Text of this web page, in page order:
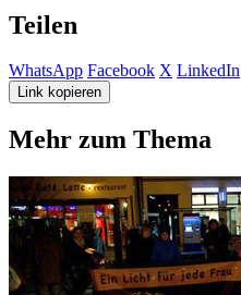
Teilen
WhatsApp Facebook X LinkedIn
Link kopieren
Mehr zum Thema